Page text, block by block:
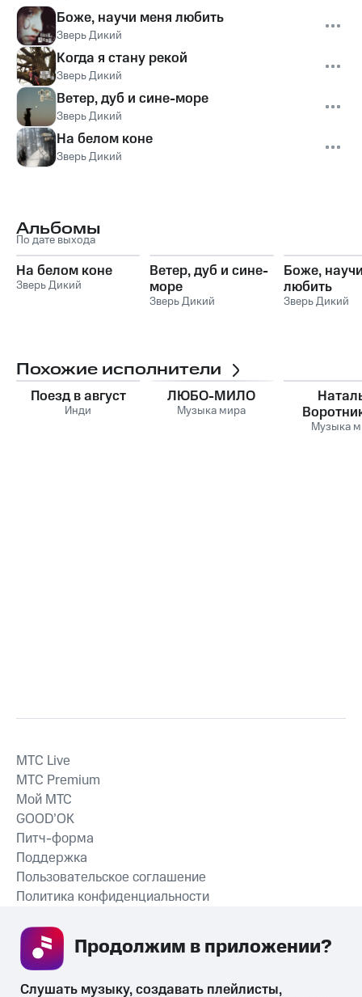
Боже, научи меня любить
Зверь Дикий
Когда я стану рекой
Зверь Дикий
Ветер, дуб и сине-море
Зверь Дикий
На белом коне
Зверь Дикий
Альбомы
По дате выхода
На белом коне
Зверь Дикий
Ветер, дуб и сине-
море
Зверь Дикий
Боже,
любить
Зверь Дикий
Похожие исполнители
Поезд в август
Инди
ЛЮБО-МИЛО
Музыка мира
Музыка
СКАЧАТЬ ПРИЛОЖЕНИЕ
MTС Live
MTС Premium
Мой МТС
GOOD’OK
Питч-форма
Поддержка
Пользовательское соглашение
Политика конфиденциальности
Слушать музыку, создавать плейлисты,